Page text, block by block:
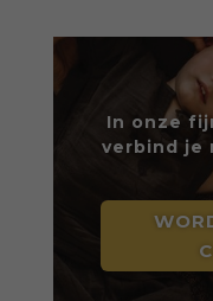
In onze
verbind je